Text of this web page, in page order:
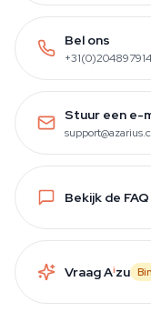
Bel ons
+31(0)204897914
Stuur een e-
Bekijk de FAQ
Vraag Aizu